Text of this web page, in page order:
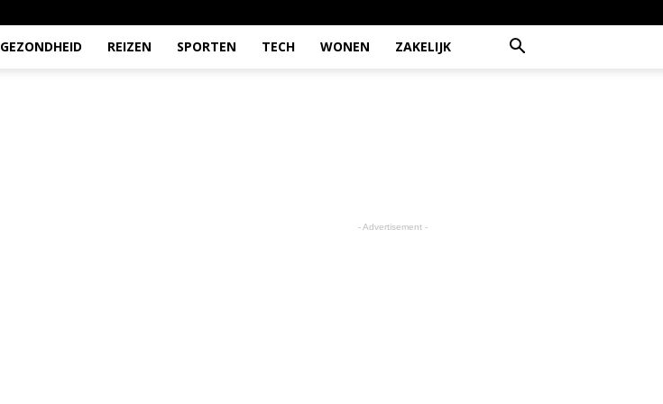
GEZONDHEID REIZEN SPORTEN TECH WONEN ZAKELIJK
- Advertisement -